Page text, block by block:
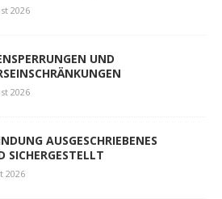
2026
UND
2026
AUSGESCHRIEBENES
SICHERGESTELLT
2026